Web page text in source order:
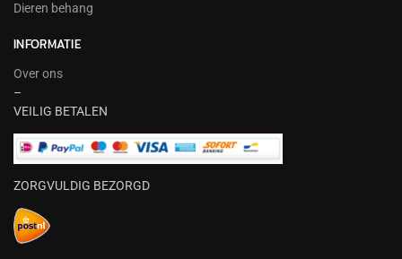
Dieren behang
INFORMATIE
Over ons
–
VEILIG BETALEN
ZORGVULDIG BEZORGD